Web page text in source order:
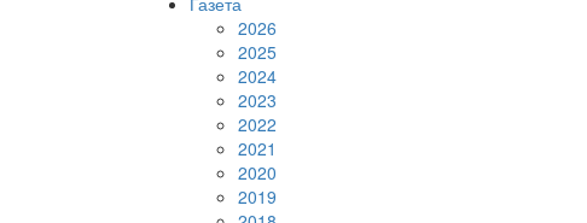
2026
2025
2024
2023
2022
2021
2020
2019